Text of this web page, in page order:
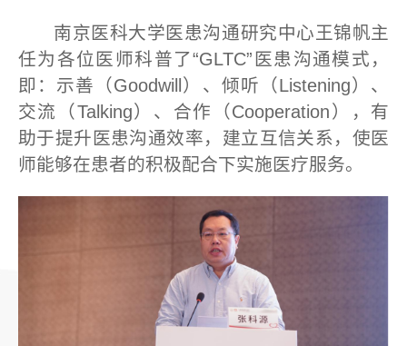
南京医科大学医患沟通研究中心王锦帆主
任为各位医师科普了“GLTC”医患沟通模式，
即：示善（Goodwill）、倾听（Listening）、
交流（Talking）、合作（Cooperation），有
助于提升医患沟通效率，建立互信关系，使医
师能够在患者的积极配合下实施医疗服务。